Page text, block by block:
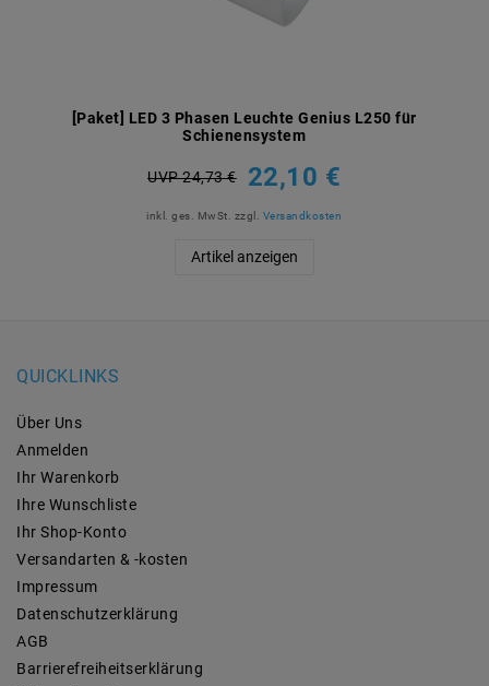
[Paket] LED 3 Phasen Leuchte Genius L250 für
Schienensystem
UVP 24,73 € 22,10 €
inkl. ges. MwSt. zzgl. Versandkosten
Artikel anzeigen
QUICKLINKS
Über Uns
Anmelden
Ihr Warenkorb
Ihre Wunschliste
Ihr Shop-Konto
Versandarten & -kosten
Impressum
Daten­schutz­erklärung
AGB
Barrierefreiheitserklärung